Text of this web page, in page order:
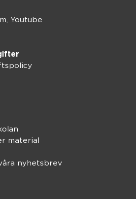
Youtube
material
nyhetsbrev